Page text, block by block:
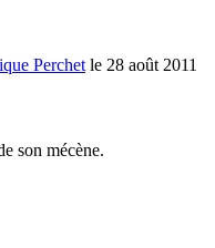
Perchet le 28 août 2011
son mécène.